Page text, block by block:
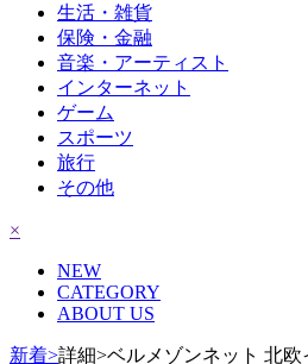
生活・雑貨
保険・金融
音楽・アーティスト
インターネット
ゲーム
スポーツ
旅行
その他
×
NEW
CATEGORY
ABOUT US
新着>詳細>ベルメゾンネット 北